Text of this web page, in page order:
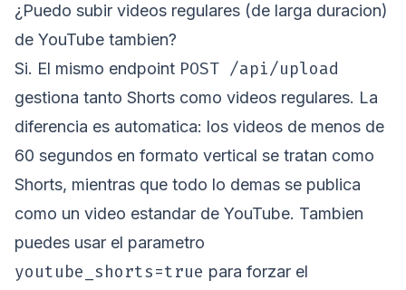
¿Puedo subir videos regulares (de larga duracion)
de YouTube tambien?
Si. El mismo endpoint POST /api/upload
gestiona tanto Shorts como videos regulares. La
diferencia es automatica: los videos de menos de
60 segundos en formato vertical se tratan como
Shorts, mientras que todo lo demas se publica
como un video estandar de YouTube. Tambien
puedes usar el parametro
youtube_shorts=true para forzar el